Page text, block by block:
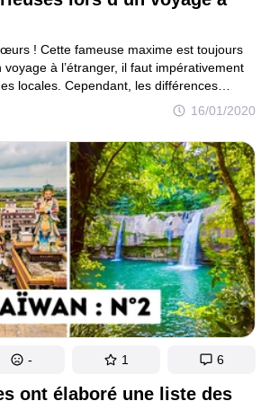
16/01/2020
! Cette fameuse maxime est toujours
voyage à l’étranger, il faut impérativement
locales. Cependant, les différences
peuvent jouer de mauvais tours,
trotteurs les plus expérimentés. Dans
ignorance rendra perplexes les habitants
et au pire, tu risques de t’exposer à une
d’emprisonnement...
ont élaboré une liste des
- 1 6